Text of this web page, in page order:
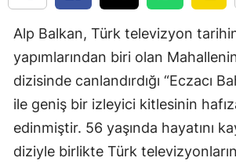
Alp Balkan, Türk televizyon
yapımlarından biri olan
dizisinde canlandırdığı “Eczacı
ile geniş bir izleyici kitlesinin
edinmiştir. 56 yaşında hayatını
diziyle birlikte Türk